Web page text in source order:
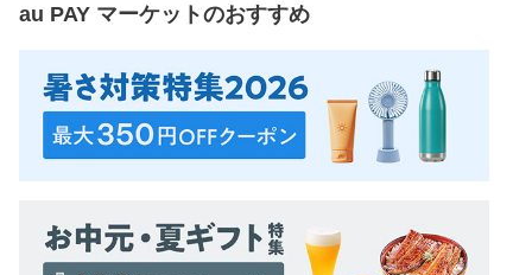
au PAY マーケットのおすすめ